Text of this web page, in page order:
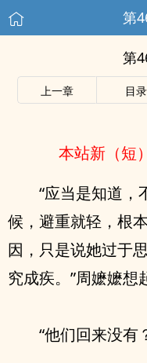
第
第
上一章 目录
本站新（短
“应当是知道，
候，避重就轻，根
因，只是说她过于
究成疾。”周嬷嬷想
“他们回来没有